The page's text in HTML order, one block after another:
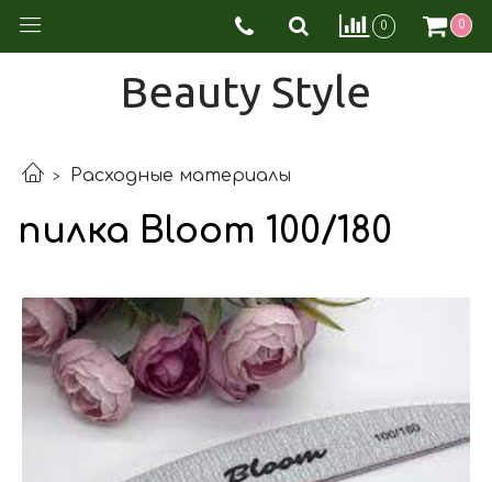
0 0
Beauty Style
Расходные материалы
пилка Bloom 100/180